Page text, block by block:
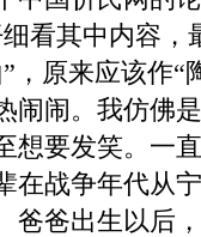
看其中内容
，原来应该作
闹闹。我仿佛
想要发笑。一
在战争年代从
爸爸出生以后